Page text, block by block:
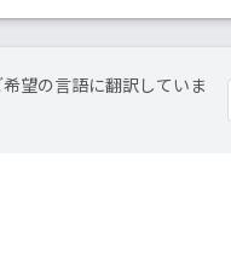
望の言語に翻訳していま